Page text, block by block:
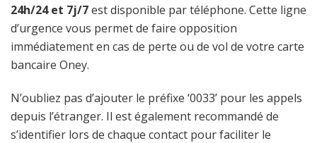
24h/24 et 7j/7est disponible par téléphone. Cette ligne
d’urgence vous permet de faire opposition
immédiatement en cas de perte ou de vol de votre carte
bancaire Oney.
N’oubliez pas d’ajouter le préfixe ‘0033’ pour les appels
depuis l’étranger. Il est également recommandé de
s’identifier lors de chaque contact pour faciliter le